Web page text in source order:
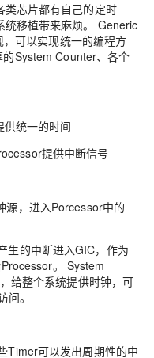
类芯片都有自己的定时
统移植带来麻烦。 Generic
可以实现统一的编程方
System Counter、各个
统一的时间
提供中断信号
源，进入Porcessor中的
生的中断进入GIC，作为
。 System
给整个系统提供时钟，可
。
Timer可以发出周期性的中